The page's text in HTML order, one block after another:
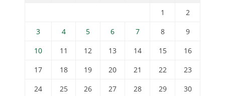
1
2
3
4 5 6 7 8
9
10
11 12 13 14 15
16
17
18 19 20 21 22
23
24
25 26 27 28 29
30